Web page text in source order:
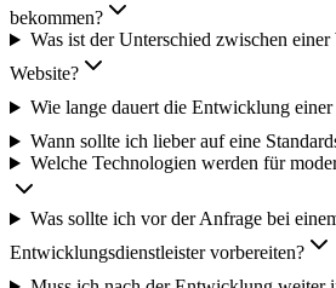
bekommen?
Was ist der Unterschied zwischen
Website?
Wie lange dauert die Entwicklung
Wann sollte ich lieber auf eine
Welche Technologien werden für
Was sollte ich vor der Anfrage bei
Entwicklungsdienstleister vorbereiten?